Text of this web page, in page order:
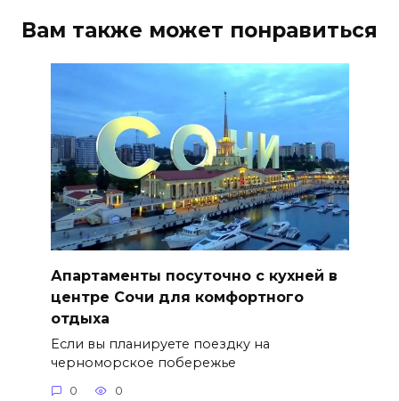
Вам также может понравиться
Апартаменты посуточно с кухней в
центре Сочи для комфортного
отдыха
Если вы планируете поездку на
черноморское побережье
0 0